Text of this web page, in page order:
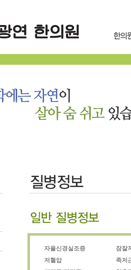
자율신경실조증
잠잘
저혈압
족저